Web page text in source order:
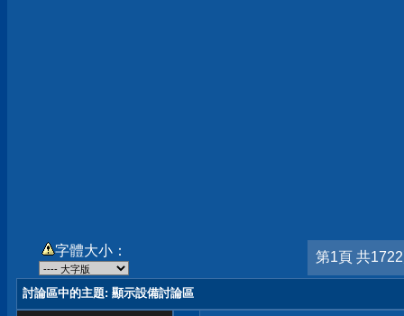
字體大小： 第1頁 共
討論區中的主題: 顯示設備討論區